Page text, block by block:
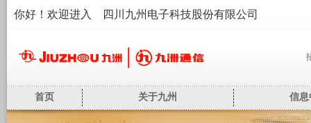
你好！欢迎进入 四川九州电子科技股份有限公司
首页 关于九州 信